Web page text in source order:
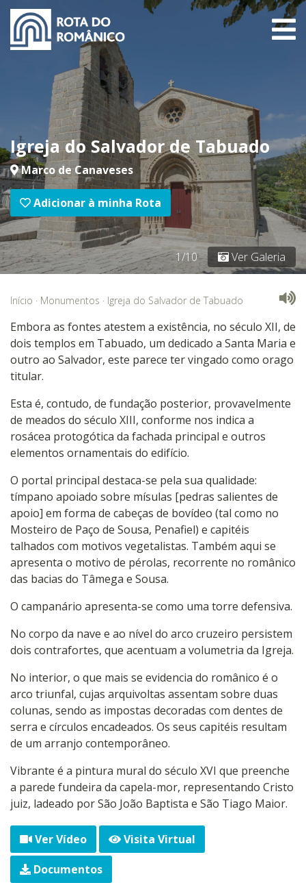
Igreja do Salvador de Tabuado
Marco de Canaveses
Adicionar à minha Rota
1/10 Ver Galeria
Início · Monumentos · Igreja do Salvador de Tabuado
Embora as fontes atestem a existência, no século XII, de
dois templos em Tabuado, um dedicado a Santa Maria e
outro ao Salvador, este parece ter vingado como orago
titular.
Esta é, contudo, de fundação posterior, provavelmente
de meados do século XIII, conforme nos indica a
rosácea protogótica da fachada principal e outros
elementos ornamentais do edifício.
O portal principal destaca-se pela sua qualidade:
tímpano apoiado sobre mísulas [pedras salientes de
apoio] em forma de cabeças de bovídeo (tal como no
Mosteiro de Paço de Sousa, Penafiel) e capitéis
talhados com motivos vegetalistas. Também aqui se
apresenta o motivo de pérolas, recorrente no românico
das bacias do Tâmega e Sousa.
O campanário apresenta-se como uma torre defensiva.
No corpo da nave e ao nível do arco cruzeiro persistem
dois contrafortes, que acentuam a volumetria da Igreja.
No interior, o que mais se evidencia do românico é o
arco triunfal, cujas arquivoltas assentam sobre duas
colunas, sendo as impostas decoradas com dentes de
serra e círculos encadeados. Os seus capitéis resultam
de um arranjo contemporâneo.
Vibrante é a pintura mural do século XVI que preenche
a parede fundeira da capela-mor, representando Cristo
juiz, ladeado por São João Baptista e São Tiago Maior.
Ver Vídeo
Visita Virtual
Documentos